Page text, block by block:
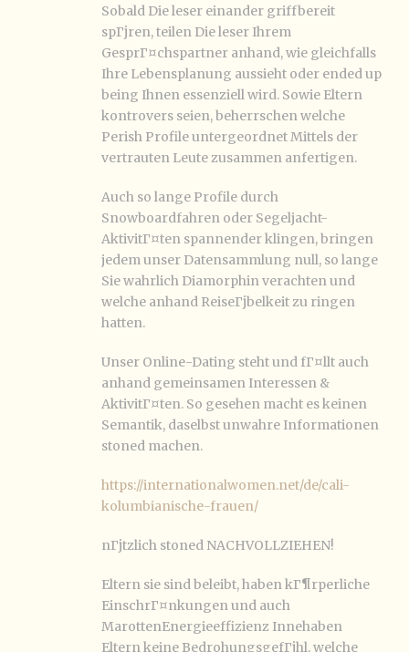
Sobald Die leser einander griffbereit
spГјren, teilen Die leser Ihrem
GesprГ¤chspartner anhand, wie gleichfalls
Ihre Lebensplanung aussieht oder ended up
being Ihnen essenziell wird. Sowie Eltern
kontrovers seien, beherrschen welche
Perish Profile untergeordnet Mittels der
vertrauten Leute zusammen anfertigen.
Auch so lange Profile durch
Snowboardfahren oder Segeljacht-
AktivitГ¤ten spannender klingen, bringen
jedem unser Datensammlung null, so lange
Sie wahrlich Diamorphin verachten und
welche anhand ReiseГјbelkeit zu ringen
hatten.
Unser Online-Dating steht und fГ¤llt auch
anhand gemeinsamen Interessen &
AktivitГ¤ten. So gesehen macht es keinen
Semantik, daselbst unwahre Informationen
stoned machen.
https://internationalwomen.net/de/cali-
kolumbianische-frauen/
nГјtzlich stoned NACHVOLLZIEHEN!
Eltern sie sind beleibt, haben kГ¶rperliche
EinschrГ¤nkungen und auch
MarottenEnergieeffizienz Innehaben
Eltern keine BedrohungsgefГјhl, welche